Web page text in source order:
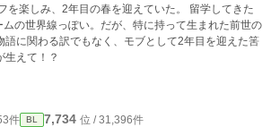
を楽しみ、2年目の春を迎えていた。 留学してきた
の世界線っぽい。だが、特に持って生まれた前世の
語に関わる訳でもなく、モブとして2年目を迎えた筈
えて！？
件 BL 7,734 位 / 31,396件